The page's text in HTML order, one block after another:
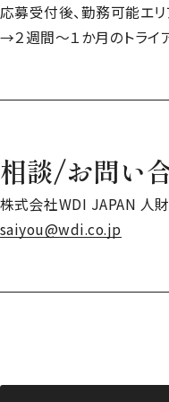
応募受付後、勤務可能エ
→２週間～１か月のトライ
相談/お問い
株式会社WDI JAPAN 人
saiyou@wdi.co.jp